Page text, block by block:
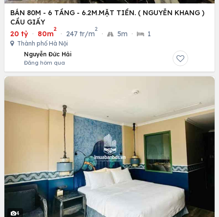
BÁN 80M - 6 TẦNG - 6.2M.MẶT TIỀN. ( NGUYỄN KHANG )
CẦU GIẤY
20 tỷ · 80m
2
· 247 tr/m
2
· 5m · 1
Thành phố Hà Nội
Nguyễn Đức Hải
Đăng hôm qua
4